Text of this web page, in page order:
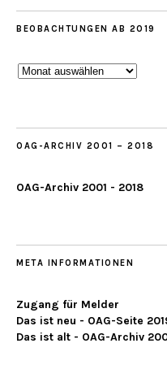
BEOBACHTUNGEN AB 2019
Beobachtungen
OAG-ARCHIV 2001 – 2018
OAG-Archiv 2001 - 2018
META INFORMATIONEN
Zugang für Melder
Das ist neu - OAG-Seite
Das ist alt - OAG-Archiv